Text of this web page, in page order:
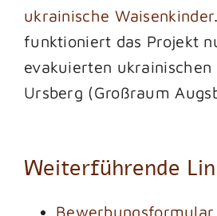
ukrainische Waisenkinder
funktioniert das Projekt
evakuierten ukrainischen
Ursberg (Großraum
Weiterführende